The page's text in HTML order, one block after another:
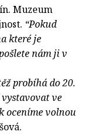
Muzeum
“Pokud
které je
nám ji v
probíhá do 20.
vystavovat ve
oceníme volnou